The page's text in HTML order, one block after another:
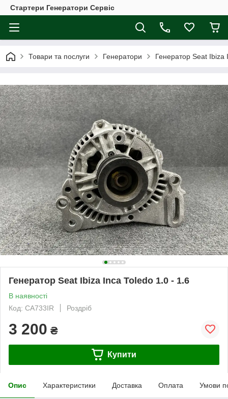
Стартери Генератори Сервіс
Товари та послуги Генератори Генератор Seat Ibiza
Генератор Seat Ibiza Inca Toledo 1.0 - 1.6
В наявності
Код: CA733IR
Роздріб
3 200 ₴
Купити
Опис Характеристики Доставка Оплата Умови